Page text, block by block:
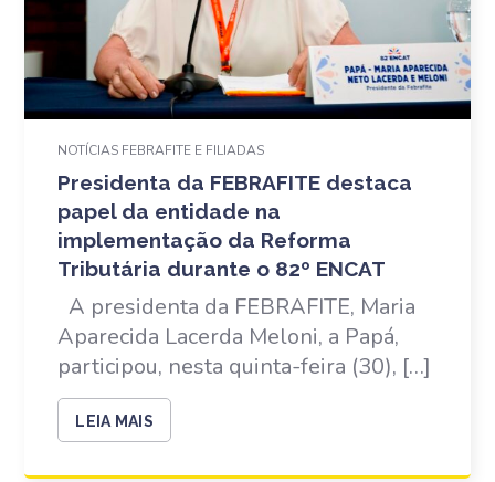
NOTÍCIAS FEBRAFITE E FILIADAS
Presidenta da FEBRAFITE destaca
papel da entidade na
implementação da Reforma
Tributária durante o 82º ENCAT
A presidenta da FEBRAFITE, Maria
Aparecida Lacerda Meloni, a Papá,
participou, nesta quinta-feira (30), […]
LEIA MAIS